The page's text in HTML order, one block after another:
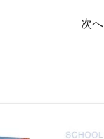
次へ